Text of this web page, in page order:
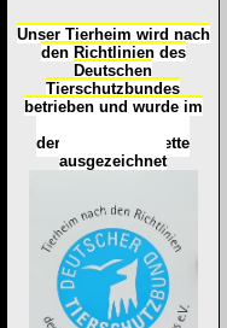
Unser Tierheim wird nach
den Richtlinien des
Deutschen
Tierschutzbundes
betrieben und wurde im
der
Tierheimplakette
ausgezeichnet